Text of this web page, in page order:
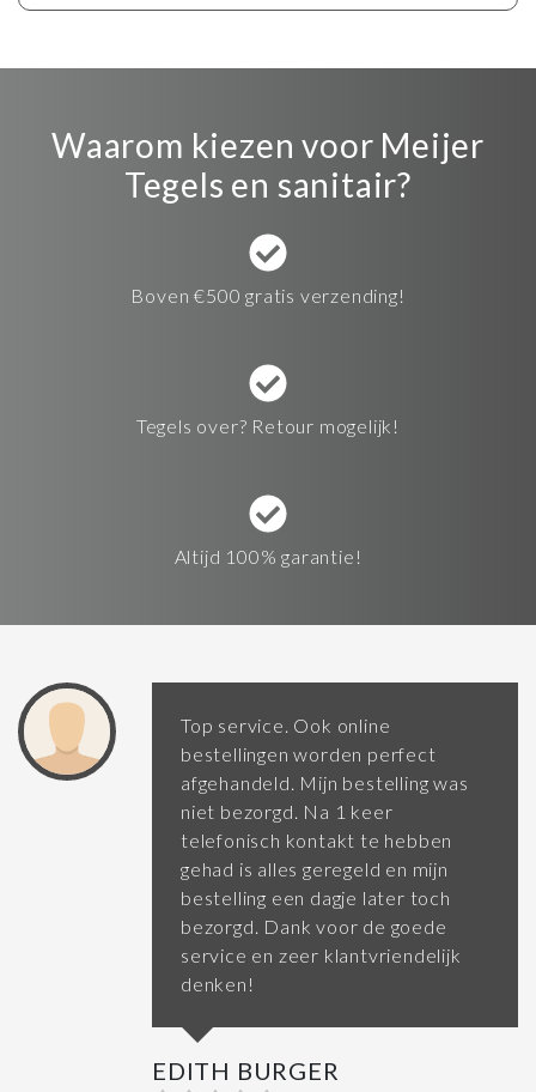
Waarom kiezen voor Meijer
Tegels en sanitair?
Boven €500 gratis verzending!
Tegels over? Retour mogelijk!
Altijd 100% garantie!
Top service. Ook online
bestellingen worden perfect
afgehandeld. Mijn bestelling was
niet bezorgd. Na 1 keer
telefonisch kontakt te hebben
gehad is alles geregeld en mijn
bestelling een dagje later toch
bezorgd. Dank voor de goede
service en zeer klantvriendelijk
denken!
EDITH BURGER